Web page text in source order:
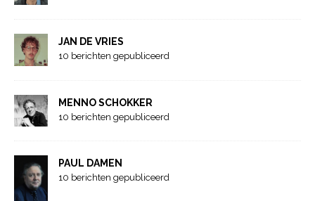
JAN DE VRIES
10 berichten gepubliceerd
MENNO SCHOKKER
10 berichten gepubliceerd
PAUL DAMEN
10 berichten gepubliceerd